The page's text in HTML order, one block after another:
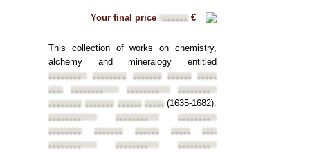
Your final price •••••• €
This collection of works on chemistry,
alchemy and mineralogy entitled
••••••••
•••••••• •••••••• ••••••••••••••••
•••••••••••••••• ••••••••
••••••••
•••••••• ••••••••••••••••••••••••(1635-1682).
••••••••
••••••••
••••••••
••••••••
•••••••• •••••••• ••••••••••••••••
••••••••
••••••••
••••••••